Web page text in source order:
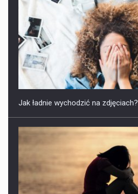
Jak ładnie wychodzić na zdjęciach?